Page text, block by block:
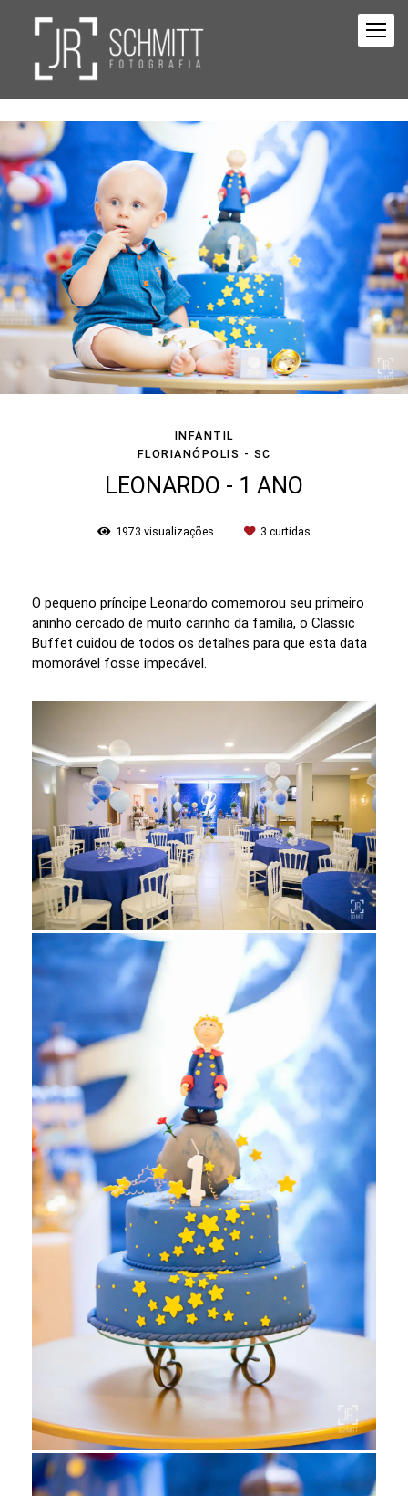
INFANTIL
FLORIANÓPOLIS - SC
LEONARDO - 1 ANO
1973 visualizações 3 curtidas
O pequeno príncipe Leonardo comemorou seu primeiro
aninho cercado de muito carinho da família, o Classic
Buffet cuidou de todos os detalhes para que esta data
momorável fosse impecável.